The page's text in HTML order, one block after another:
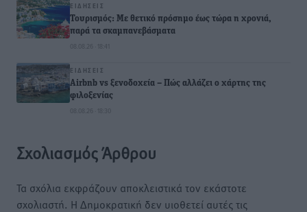
ΕΙΔΉΣΕΙΣ
Τουρισμός: Με θετικό πρόσημο έως τώρα η χρονιά,
παρά τα σκαμπανεβάσματα
08.08.26 · 18:41
ΕΙΔΉΣΕΙΣ
Airbnb vs ξενοδοχεία – Πώς αλλάζει ο χάρτης της
φιλοξενίας
08.08.26 · 18:30
Σχολιασμός Άρθρου
Τα σχόλια εκφράζουν αποκλειστικά τον εκάστοτε
σχολιαστή. Η Δημοκρατική δεν υιοθετεί αυτές τις